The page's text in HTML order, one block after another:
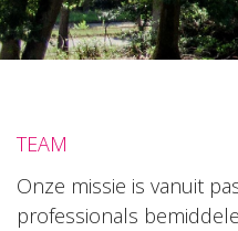
TEAM
Onze missie is vanuit
professionals